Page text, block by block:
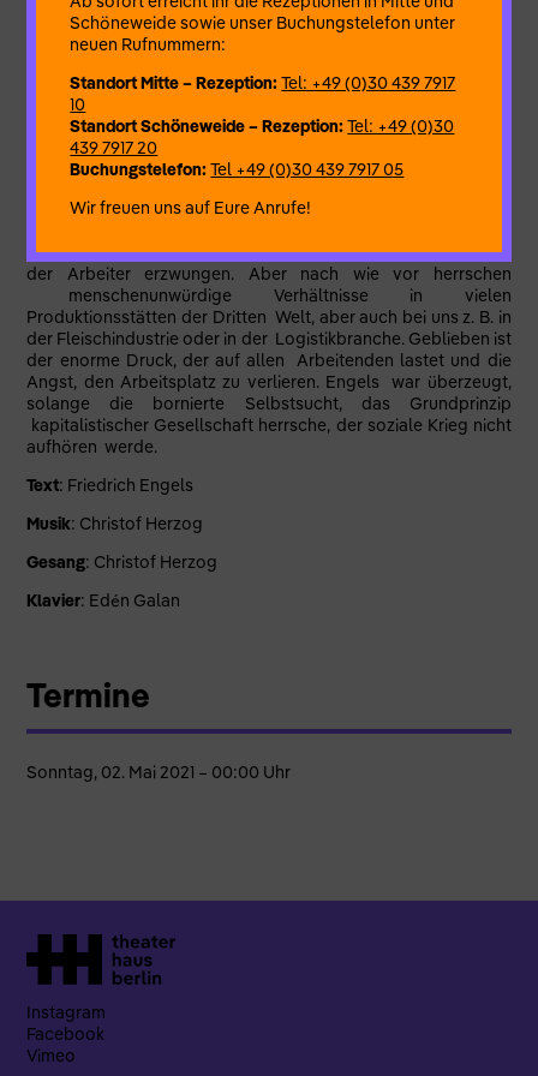
alle Menschen, die gezwungen sind ihre Arbeitskraft zu
verkaufen um leben zu können – also alle Lohnabhängigen.
Engels‘ Buch ist eine spannende und glänzende Darstellung
der Lebens- und Arbeitsverhältnisse der damaligen Zeit, eine
flammende Anklageschrift gegen die menschenunwürdigen,
erschütternden Zustände in den Fabriken, Bergwerken und in
der Landwirtschaft. Engels zeigt auf der einen Seite das
ungeheure Elend der Armen und auf der anderen die
Kapitalistenklasse. Haben sich die Lebens- und
einigen Bereichen sicher und zwar durch hartnäckigen Kampf
der Arbeiter erzwungen. Aber nach wie vor herrschen
menschenunwürdige Verhältnisse in vielen
Produktionsstätten der Dritten Welt, aber auch bei uns z. B. in
der Fleischindustrie oder in der Logistikbranche. Geblieben ist
der enorme Druck, der auf allen Arbeitenden lastet und die
Angst, den Arbeitsplatz zu verlieren. Engels war überzeugt,
solange die bornierte Selbstsucht, das Grundprinzip
kapitalistischer Gesellschaft herrsche, der soziale Krieg nicht
aufhören werde.
Text: Friedrich Engels
Musik: Christof Herzog
Gesang: Christof Herzog
Klavier: Edén Galan
Termine
Sonntag, 02. Mai 2021 – 00:00 Uhr
Schöneweide sowie unser Buchungstelefon unter
neuen Rufnummern:
Standort Mitte – Rezeption:Tel: +49 (0)30 439 7917
10
Standort Schöneweide – Rezeption:Tel: +49 (0)30
439 7917 20
Buchungstelefon:Tel +49 (0)30 439 7917 05
Wir freuen uns auf Eure Anrufe!
Instagram
Facebook
Vimeo